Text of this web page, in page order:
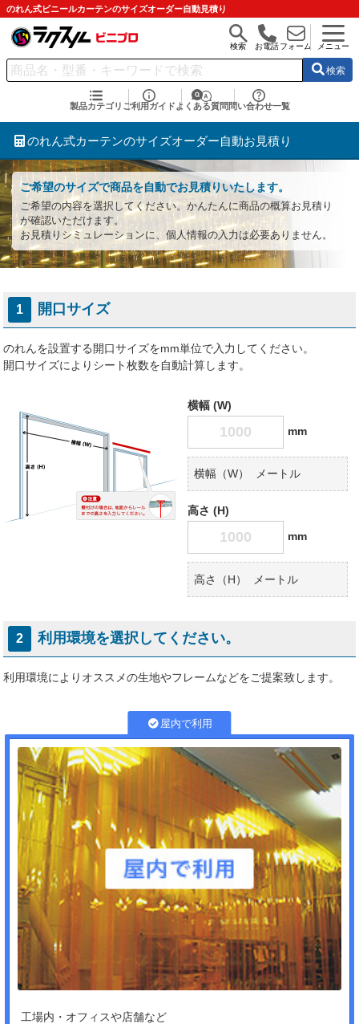
のれん式ビニールカーテンのサイズオーダー自動見積り
検索 お電話フォーム メニュー
検索
製品カテゴリ ご利用ガイド よくある質問 問い合わせ一覧
のれん式カーテンのサイズオーダー自動お見積り
ご希望のサイズで商品を自動でお見積りいたします。
ご希望の内容を選択してください。かんたんに商品の概算お見積り
が確認いただけます。
お見積りシミュレーションに、個人情報の入力は必要ありません。
1 開口サイズ
のれんを設置する開口サイズをmm単位で入力してください。
開口サイズによりシート枚数を自動計算します。
横幅 (W)
mm
横幅（W） メートル
高さ (H)
mm
高さ（H） メートル
2 利用環境を選択してください。
利用環境によりオススメの生地やフレームなどをご提案致します。
屋内で利用
工場内・オフィスや店舗など